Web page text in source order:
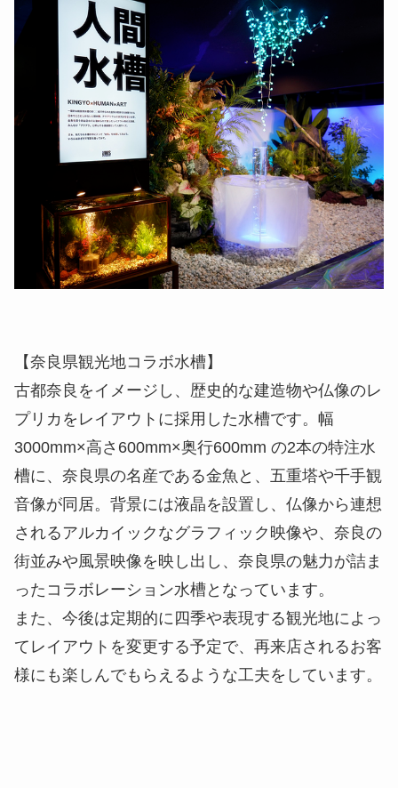
【奈良県観光地コラボ水槽】
古都奈良をイメージし、歴史的な建造物や仏像のレ
プリカをレイアウトに採用した水槽です。幅
3000mm×高さ600mm×奥行600mm の2本の特注水
槽に、奈良県の名産である金魚と、五重塔や千手観
音像が同居。背景には液晶を設置し、仏像から連想
されるアルカイックなグラフィック映像や、奈良の
街並みや風景映像を映し出し、奈良県の魅力が詰ま
ったコラボレーション水槽となっています。
また、今後は定期的に四季や表現する観光地によっ
てレイアウトを変更する予定で、再来店されるお客
様にも楽しんでもらえるような工夫をしています。